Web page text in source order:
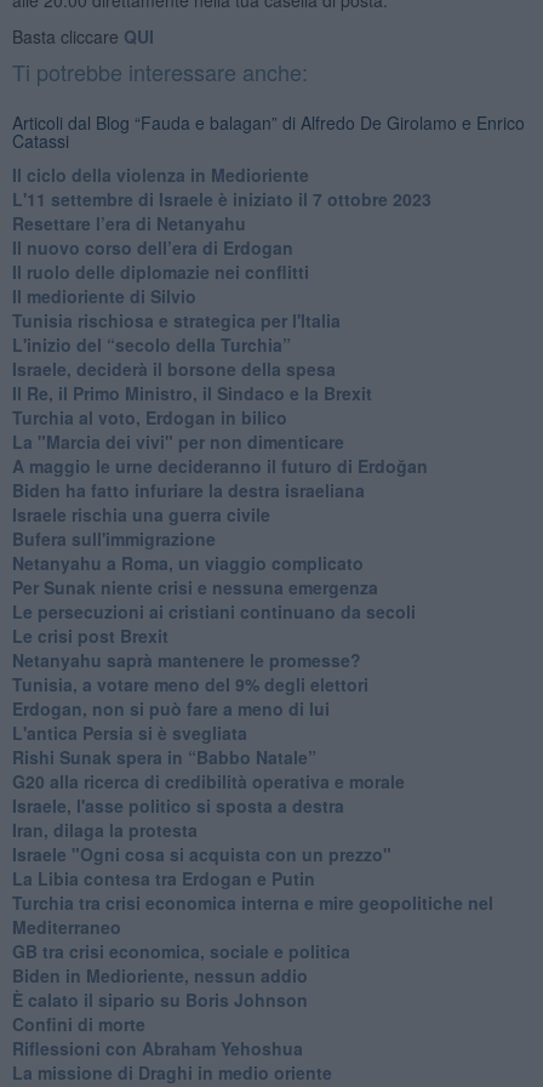
Basta cliccare QUI
Ti potrebbe interessare anche:
Articoli dal Blog “Fauda e balagan” di Alfredo De Girolamo e Enrico
Catassi
Il ciclo della violenza in Medioriente
L'11 settembre di Israele è iniziato il 7 ottobre 2023
Resettare l’era di Netanyahu
​Il nuovo corso dell’era di Erdogan
Il ruolo delle diplomazie nei conflitti
Il medioriente di Silvio
Tunisia rischiosa e strategica per l'Italia
L'inizio del “secolo della Turchia”
Israele, deciderà il borsone della spesa
Il Re, il Primo Ministro, il Sindaco e la Brexit
Turchia al voto, Erdogan in bilico
La "Marcia dei vivi" per non dimenticare
A maggio le urne decideranno il futuro di Erdoğan
Biden ha fatto infuriare la destra israeliana
Israele rischia una guerra civile
Bufera sull'immigrazione
Netanyahu a Roma, un viaggio complicato
Per Sunak niente crisi e nessuna emergenza
Le persecuzioni ai cristiani continuano da secoli
Le crisi post Brexit
Netanyahu saprà mantenere le promesse?
Tunisia, a votare meno del 9% degli elettori
Erdogan, non si può fare a meno di lui
L'antica Persia si è svegliata
Rishi Sunak spera in “Babbo Natale”
G20 alla ricerca di credibilità operativa e morale
Israele, l'asse politico si sposta a destra
Iran, dilaga la protesta
Israele "Ogni cosa si acquista con un prezzo"
La Libia contesa tra Erdogan e Putin
Turchia tra crisi economica interna e mire geopolitiche nel
Mediterraneo
GB tra crisi economica, sociale e politica
Biden in Medioriente, nessun addio
È calato il sipario su Boris Johnson
Confini di morte
Riflessioni con Abraham Yehoshua
La missione di Draghi in medio oriente